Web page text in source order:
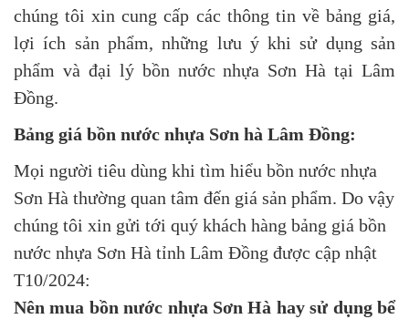
chúng tôi xin cung cấp các thông tin về bảng giá,
lợi ích sản phẩm, những lưu ý khi sử dụng sản
phẩm và đại lý bồn nước nhựa Sơn Hà tại Lâm
Đồng.
Bảng giá bồn nước nhựa Sơn hà Lâm Đồng:
Mọi người tiêu dùng khi tìm hiểu bồn nước nhựa
Sơn Hà thường quan tâm đến giá sản phẩm. Do vậy
chúng tôi xin gửi tới quý khách hàng bảng giá bồn
nước nhựa Sơn Hà tỉnh Lâm Đồng được cập nhật
T10/2024:
Nên mua bồn nước nhựa Sơn Hà hay sử dụng bể